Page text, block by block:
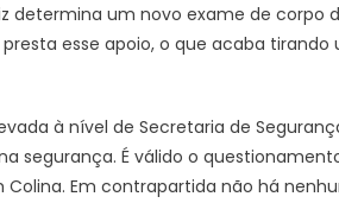
determina um novo exame de corpo
esse apoio, o que acaba tirando
à nível de Secretaria de
segurança. É válido o
Em contrapartida não há